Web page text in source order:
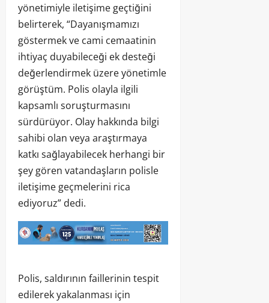
yönetimiyle iletişime geçtiğini
belirterek, “Dayanışmamızı
göstermek ve cami cemaatinin
ihtiyaç duyabileceği ek desteği
değerlendirmek üzere yönetimle
görüştüm. Polis olayla ilgili
kapsamlı soruşturmasını
sürdürüyor. Olay hakkında bilgi
sahibi olan veya araştırmaya
katkı sağlayabilecek herhangi bir
şey gören vatandaşların polisle
iletişime geçmelerini rica
ediyoruz” dedi.
Polis, saldırının faillerinin tespit
edilerek yakalanması için